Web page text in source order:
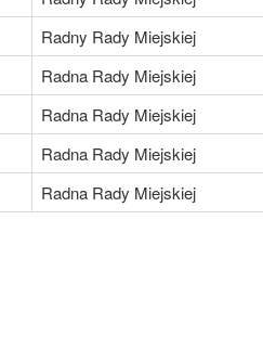
Radny Rady Miejskiej
Radna Rady Miejskiej
Radna Rady Miejskiej
Radna Rady Miejskiej
Radna Rady Miejskiej